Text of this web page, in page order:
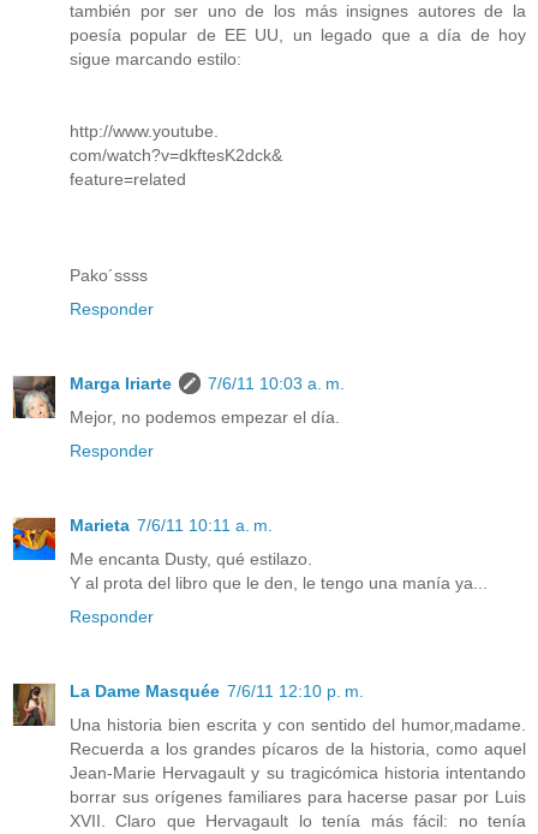
también por ser uno de los más insignes autores de la
poesía popular de EE UU, un legado que a día de hoy
sigue marcando estilo:
http://www.youtube.
com/watch?v=dkftesK2dck&
feature=related
Pako´ssss
Responder
Marga Iriarte
7/6/11 10:03 a. m.
Mejor, no podemos empezar el día.
Responder
Marieta 7/6/11 10:11 a. m.
Me encanta Dusty, qué estilazo.
Y al prota del libro que le den, le tengo una manía ya...
Responder
La Dame Masquée 7/6/11 12:10 p. m.
Una historia bien escrita y con sentido del humor,madame.
Recuerda a los grandes pícaros de la historia, como aquel
Jean-Marie Hervagault y su tragicómica historia intentando
borrar sus orígenes familiares para hacerse pasar por Luis
XVII. Claro que Hervagault lo tenía más fácil: no tenía